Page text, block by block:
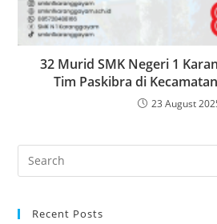
32 Murid SMK Negeri 1
Tim Paskibra di
23 August
Search
for:
Recent Posts